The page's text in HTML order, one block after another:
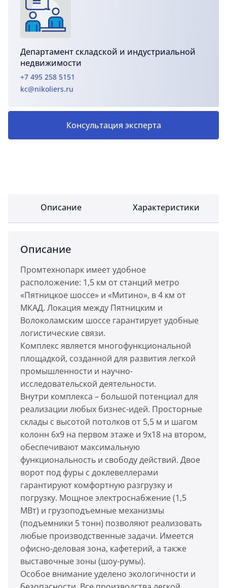
Департамент складской и индустриальной
недвижимости
+7 495 258 5151
kc@nikoliers.ru
Консультация эксперта
Описание Характеристики
Описание
Промтехнопарк имеет удобное
расположение: 1,5 км от станций метро
«Пятницкое шоссе» и «Митино», в 4 км от
МКАД. Локация между Пятницким и
Волоколамским шоссе гарантирует удобные
логистические связи.
Комплекс является многофункциональной
площадкой, созданной для развития легкой
промышленности и научно-
исследовательской деятельности.
Внутри комплекса – большой потенциал для
реализации любых бизнес-идей. Просторные
склады с высотой потолков от 5,5 м и шагом
колонн 6х9 на первом этаже и 9х18 на втором,
обеспечивают максимальную
функциональность и свободу действий. Двое
ворот под фуры с доклевеллерами
гарантируют комфортную разгрузку и
погрузку. Мощное электроснабжение (1,5
МВт) и грузоподъемные механизмы
(подъемники 5 тонн) позволяют реализовать
любые производственные задачи. Имеется
офисно-деловая зона, кафетерий, а также
выставочные зоны (шоу-румы).
Особое внимание уделено экологичности и